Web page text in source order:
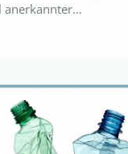
anerkannter
da zahlreiche
und global Player
Kriterien erfüllen und
lassen konnten.